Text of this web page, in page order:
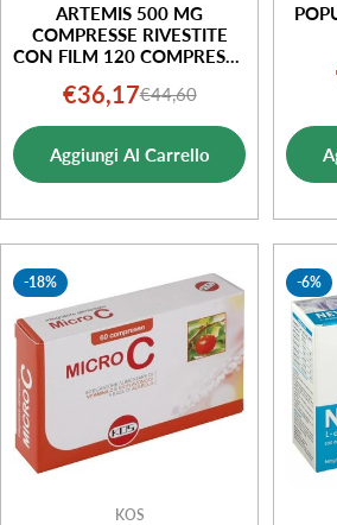
ARTEMIS 500 MG
COMPRESSE RIVESTITE
CON FILM 120 COMPRESSE
Prezzo
di
vendita
€36,17Prezzo
normale
€44,60
Aggiungi Al Carrello
-18%
KOS
-6%